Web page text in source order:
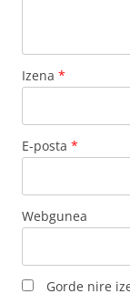
Izena *
E-posta *
Webgunea
Gorde nire